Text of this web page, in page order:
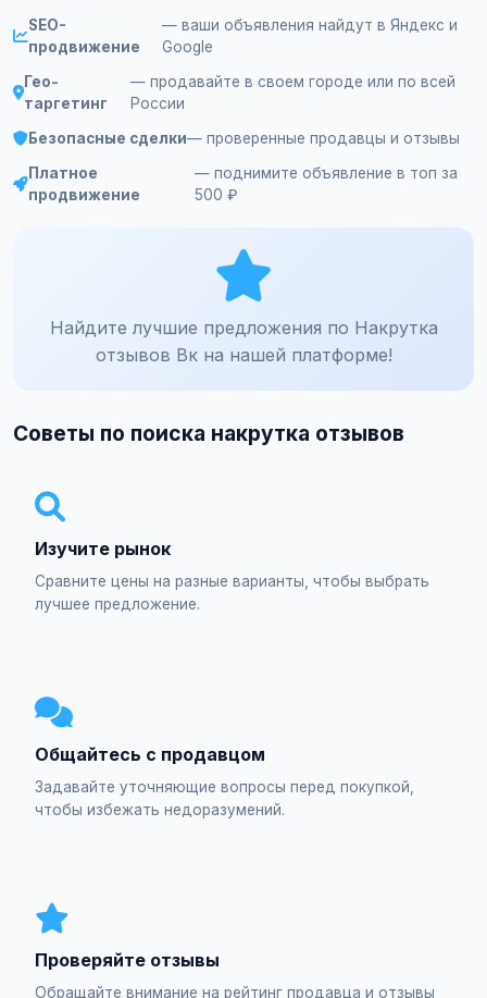
SEO-
продвижение
— ваши объявления найдут в Яндекс и
Google
Гео-
таргетинг
— продавайте в своем городе или по всей
России
Безопасные сделки— проверенные продавцы и отзывы
Платное
продвижение
— поднимите объявление в топ за
500 ₽
Найдите лучшие предложения по Накрутка
отзывов Вк на нашей платформе!
Советы по поиска накрутка отзывов
Изучите рынок
Сравните цены на разные варианты, чтобы выбрать
лучшее предложение.
Общайтесь с продавцом
Задавайте уточняющие вопросы перед покупкой,
чтобы избежать недоразумений.
Проверяйте отзывы
Обращайте внимание на рейтинг продавца и отзывы